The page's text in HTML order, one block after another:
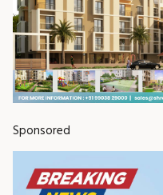
Sponsored